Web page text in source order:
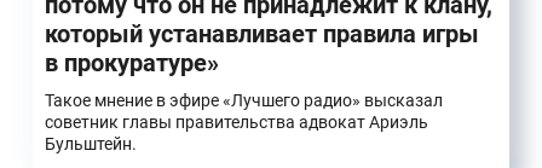
который устанавливает правила игры
в прокуратуре»
Такое мнение в эфире «Лучшего радио» высказал
советник главы правительства адвокат Ариэль
Бульштейн.